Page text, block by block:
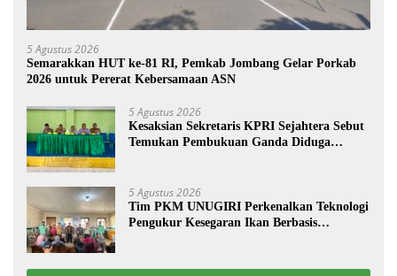
5 Agustus 2026
Semarakkan HUT ke-81 RI, Pemkab Jombang Gelar Porkab
2026 untuk Pererat Kebersamaan ASN
5 Agustus 2026
Kesaksian Sekretaris KPRI Sejahtera Sebut
Temukan Pembukuan Ganda Diduga
5 Agustus 2026
Tim PKM UNUGIRI Perkenalkan Teknologi
Pengukur Kesegaran Ikan Berbasis